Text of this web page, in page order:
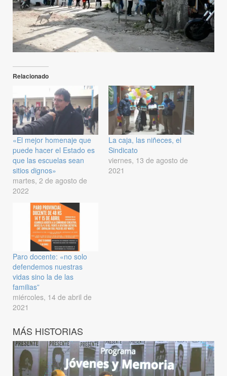
Relacionado
«El mejor homenaje que
puede hacer el Estado es
que las escuelas sean
sitios dignos»
martes, 2 de agosto de
2022
La caja, las niñeces, el
Sindicato
viernes, 13 de agosto de
2021
Paro docente: «no solo
defendemos nuestras
vidas sino la de las
familias”
miércoles, 14 de abril de
2021
MÁS HISTORIAS